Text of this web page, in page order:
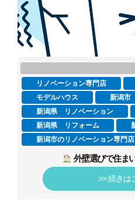
リノベーション専門店
モデルハウス
新潟市
新潟県 リノベーション
新潟県 リフォーム
新潟市のリノベーション専門店
外壁選びで住ま
>> 続きは